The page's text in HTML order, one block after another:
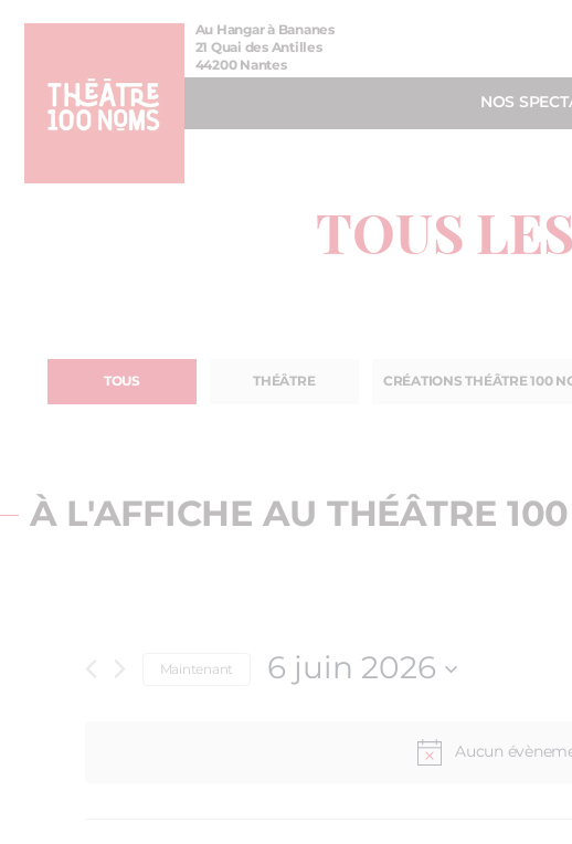
Aller
Aller au
Au Hangar à Bananes
21 Quai des Antilles
44200 Nantes
NOS
TOUS
TOUS THÉÂTRE CRÉATIONS THÉÂTRE 100
À L'AFFICHE AU THÉÂTRE
Aucun
Maintenant 6 juin 2026